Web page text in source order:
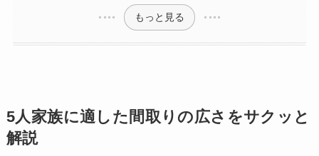
もっと見る
5人家族に適した間取りの広さをサクッと
解説